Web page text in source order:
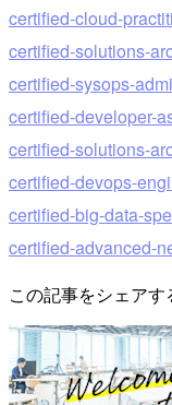
certified-cloud-
certified-solutions-
certified-sysops-
certified-developer-
certified-solutions-
certified-devops-
certified-big-data-
certified-advanced-
この記事をシェアす